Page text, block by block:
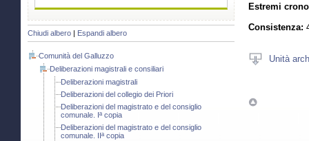
Chiudi albero Espandi albero
Comunità del Galluzzo
Deliberazioni magistrali e consiliari
Deliberazioni magistrali
Deliberazioni del collegio dei Priori
Deliberazioni del magistrato e del consiglio
comunale. Iª copia
Deliberazioni del magistrato e del consiglio
comunale. IIª copia
Estremi
Consistenza:
Unità